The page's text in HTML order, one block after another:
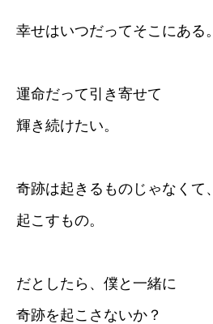
幸せはいつだってそこにある。
運命だって引き寄せて
輝き続けたい。
奇跡は起きるものじゃなくて、
起こすもの。
だとしたら、僕と一緒に
奇跡を起こさないか？